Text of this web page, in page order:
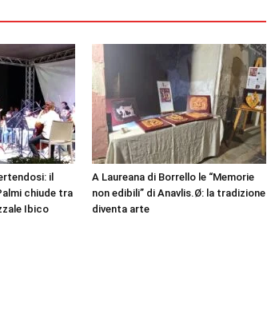
il
chiude tra
Ibico
A Laureana di Borrello le “Memorie
non edibili” di Anavlis.Ø: la tradizione
diventa arte